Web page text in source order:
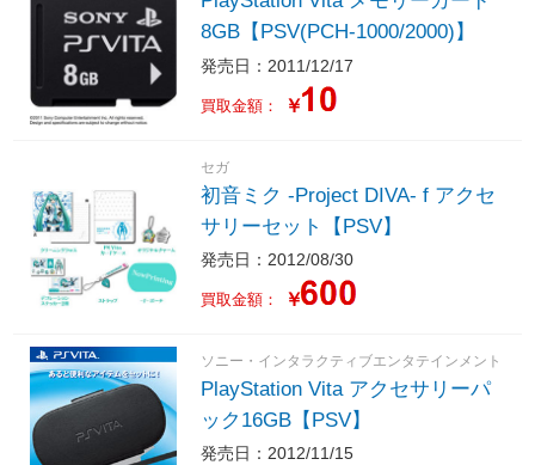
8GB【PSV(PCH-1000/2000)】
発売日：2011/12/17
買取金額： ￥
セガ
初音ミク -Project DIVA- f アクセ
サリーセット【PSV】
発売日：2012/08/30
買取金額： ￥
ソニー・インタラクティブエンタテインメント
PlayStation Vita アクセサリーパ
ック16GB【PSV】
発売日：2012/11/15